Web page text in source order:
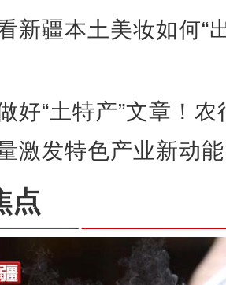
新疆本土美妆如何“
好“土特产”文章！
激发特色产业新动能
点
“阿克苏好地方·龟兹之美